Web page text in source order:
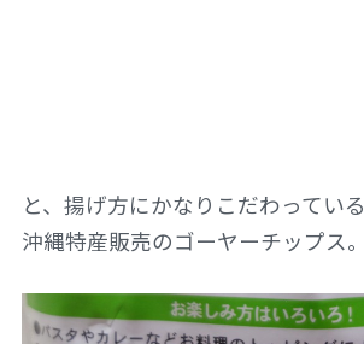
と、揚げ方にかなりこだわっている
沖縄特産販売のゴーヤーチップス。